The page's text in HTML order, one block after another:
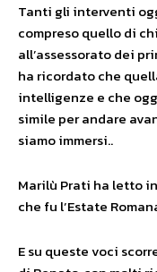
Tanti gli interventi
compreso quello di
all’assessorato dei
ha ricordato che
intelligenze e che
simile per andare
siamo immersi..
Marilù Prati ha letto
che fu l’Estate
E su queste voci